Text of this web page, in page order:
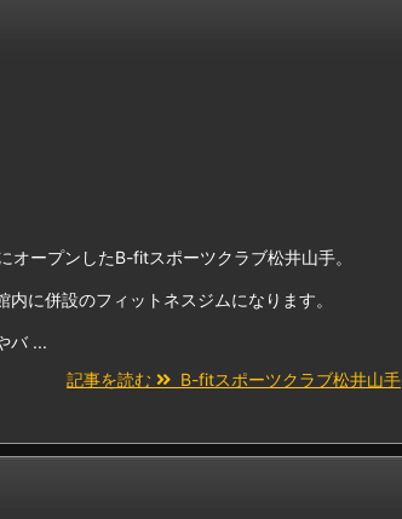
オープンしたB-fitスポーツクラブ松井山手。
に併設のフィットネスジムになります。
バ ...
記事を読む
B-fitスポーツクラブ松井山手